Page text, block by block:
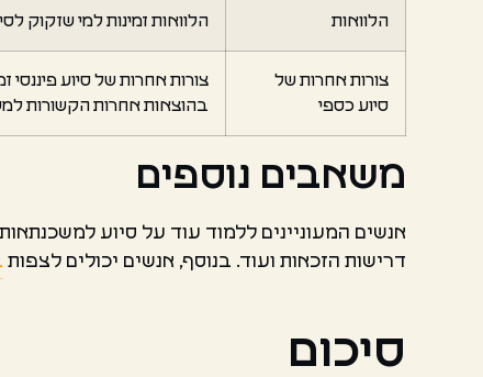
הלוואות הלוואות זמינות למי שזקוק
צורות אחרות של
סיוע כספי
צורות אחרות של סיוע
בהוצאות אחרות הקשורות
משאבים נוספים
אנשים המעוניינים ללמוד עוד על סיוע
דרישות הזכאות ועוד. בנוסף, אנשים יכולים לצפות
סיכום